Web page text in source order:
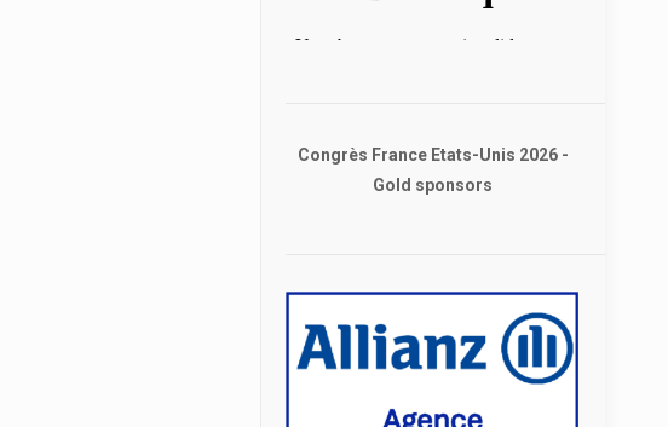
Congrès France Etats-Unis 2026 -
Gold sponsors